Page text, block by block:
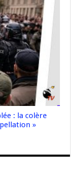
: la colère
»